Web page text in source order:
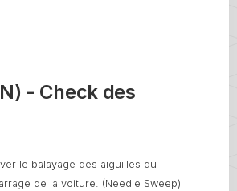
- Check des
le balayage des aiguilles du
de la voiture. (Needle Sweep)